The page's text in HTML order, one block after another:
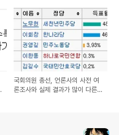
국회의원 총선, 언론사의 사전 여
론조사와 실제 결과가 많이 다른